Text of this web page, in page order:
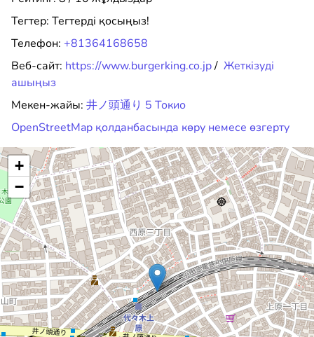
Тегтер: Тегтерді қосыңыз!
Телефон: +81364168658
Веб-сайт: https://www.burgerking.co.jp/ Жеткізуді
ашыңыз
Мекен-жайы: 井ノ頭通り 5 Токио
OpenStreetMap қолданбасында көру немесе өзгерту
+
−